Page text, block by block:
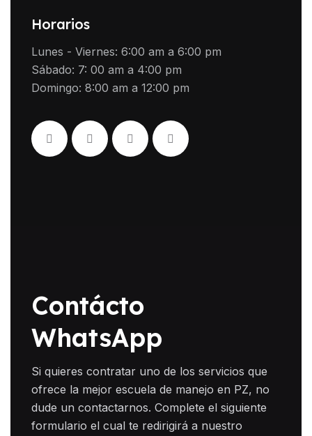
Horarios
Lunes - Viernes: 6:00 am a 6:00 pm
Sábado: 7: 00 am a 4:00 pm
Domingo: 8:00 am a 12:00 pm
Contácto
WhatsApp
Si quieres contratar uno de los servicios que
ofrece la mejor escuela de manejo en PZ, no
dude un contactarnos. Complete el siguiente
formulario el cual te redirigirá a nuestro